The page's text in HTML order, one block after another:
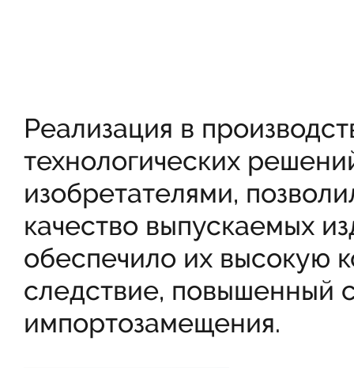
Реализация в
технологических
изобретателями,
качество выпускаемых
обеспечило их высокую
следствие, повышенный
импортозамещения.